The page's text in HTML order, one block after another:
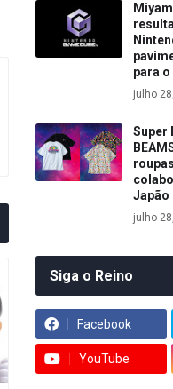
para o
julho
Super
Japão
julho
Siga o Reino
Facebook
YouTube